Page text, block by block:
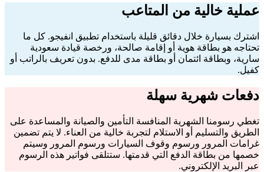
عملية خالية من المتاعب
اشترك بسيارة خلال دقائق قليلة باستخدام تطبيق انفيجو. كل ما
تحتاجه هو بطاقة هوية أو إقامة صالحة، ورخصة قيادة سعودية
سارية، وبطاقة ائتمان أو بطاقة مدى للدفع. بدون تعريف بالراتب أو
كفيل.
دفعات شهرية سهلة
تغطي رسومنا الشهرية المنافسة التأمين والصيانة والمساعدة على
الطريق والتسليم أو الاستلام لتجربة خالية من العناء. لا يتم تضمين
غرامات المرور ورسوم وقوف السيارات ورسوم المرور وسيتم
خصمها من بطاقة الدفع التي قدمتها. ستتلقى فواتير هذه الرسوم
عبر البريد الإلكتروني.